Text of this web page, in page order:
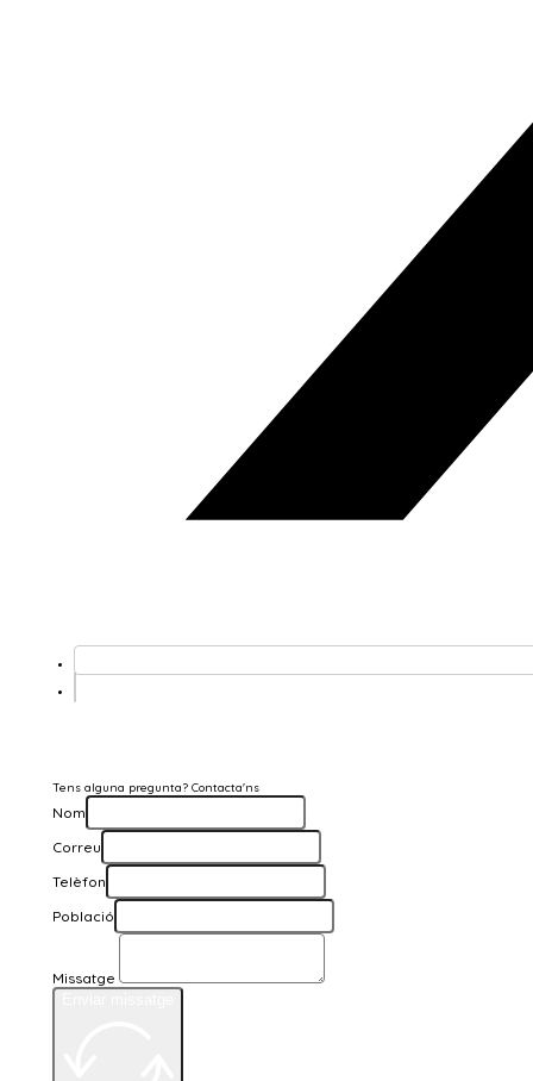
Tens alguna pregunta? Contacta'ns
Nom
Correu
Telèfon
Població
Missatge